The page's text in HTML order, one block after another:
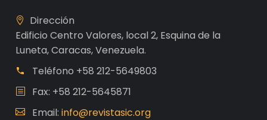
Dirección
Edificio Centro Valores, local 2, Esquina de la
Luneta, Caracas, Venezuela.
Teléfono +58 212-5649803
Fax: +58 212-5645871
Email: info@revistasic.org